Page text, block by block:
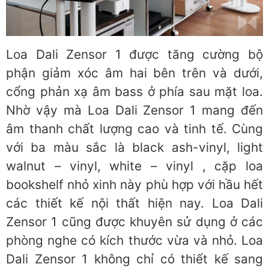
Loa Dali Zensor 1 được tăng cường bộ
phận giảm xóc âm hai bên trên và dưới,
cổng phản xạ âm bass ở phía sau mặt loa.
Nhờ vậy mà Loa Dali Zensor 1 mang đến
âm thanh chất lượng cao và tinh tế. Cùng
với ba màu sắc là black ash-vinyl, light
walnut – vinyl, white – vinyl , cặp loa
bookshelf nhỏ xinh này phù hợp với hầu hết
các thiết kế nội thất hiện nay. Loa Dali
Zensor 1 cũng được khuyên sử dụng ở các
phòng nghe có kích thước vừa và nhỏ. Loa
Dali Zensor 1 không chỉ có thiết kế sang